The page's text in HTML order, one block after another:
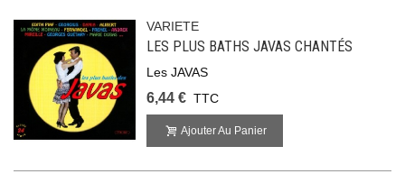
VARIETE
LES PLUS BATHS JAVAS CHANTÉS
Les JAVAS
6,44 € TTC
Ajouter Au Panier